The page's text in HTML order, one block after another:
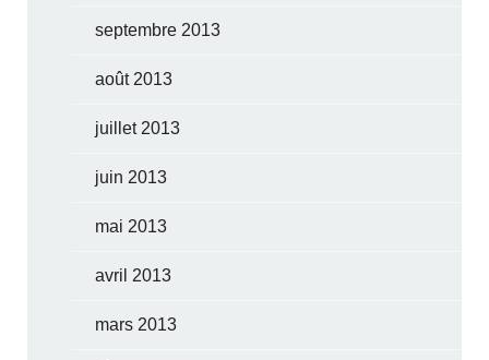
septembre 2013
août 2013
juillet 2013
juin 2013
mai 2013
avril 2013
mars 2013